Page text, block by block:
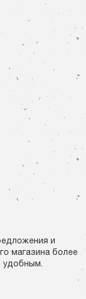
и
магазина более
удобным.